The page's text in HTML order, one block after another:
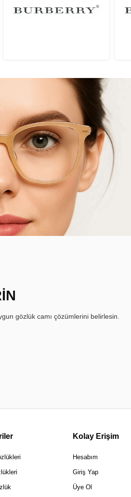
gözlük camı çözümlerini belirlesin.
Kolay Erişim
Hesabım
Giriş Yap
Üye Ol